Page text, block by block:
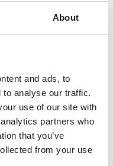
About
and ads, to
to analyse our traffic.
use of our site with
partners who
that you’ve
from your use
HDF4/5/6